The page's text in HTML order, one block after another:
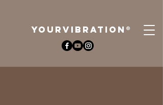
YOURViBRATION®